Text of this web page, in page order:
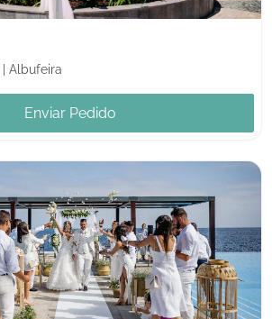
Albufeira
Enviar Pedido